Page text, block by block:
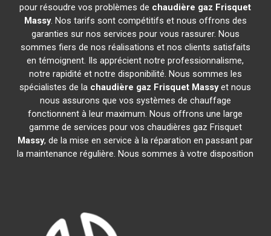
pour résoudre vos problèmes de chaudière gaz Frisquet
Massy. Nos tarifs sont compétitifs et nous offrons des
garanties sur nos services pour vous rassurer. Nous
sommes fiers de nos réalisations et nos clients satisfaits
en témoignent. Ils apprécient notre professionnalisme,
notre rapidité et notre disponibilité. Nous sommes les
spécialistes de la chaudière gaz Frisquet Massyet nous
nous assurons que vos systèmes de chauffage
fonctionnent à leur maximum. Nous offrons une large
gamme de services pour vos chaudières gaz Frisquet
Massy, de la mise en service à la réparation en passant par
la maintenance régulière. Nous sommes à votre disposition